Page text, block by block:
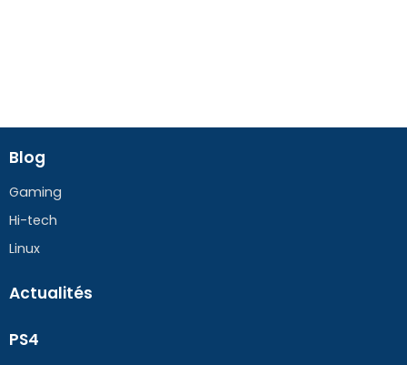
Blog
Gaming
Hi-tech
Linux
Actualités
PS4